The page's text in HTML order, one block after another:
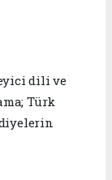
dili ve
Türk